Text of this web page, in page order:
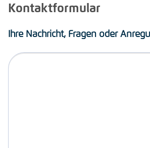
Kontaktformular
Ihre Nachricht, Fragen oder